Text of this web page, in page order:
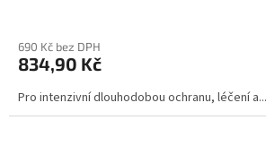
690 Kč bez DPH
834,90 Kč
Pro intenzivní dlouhodobou ochranu, léčení a...